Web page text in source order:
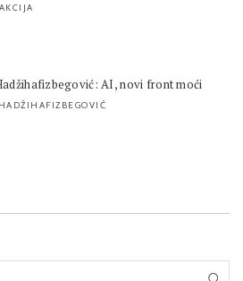
AI, novi front moći